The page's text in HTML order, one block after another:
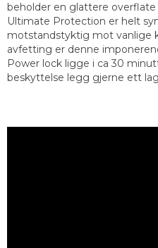
beholder en glattere
Ultimate Protection er helt
motstandstyktig mot vanlige
avfetting er denne
Power lock ligge i ca 30
beskyttelse legg gjerne ett